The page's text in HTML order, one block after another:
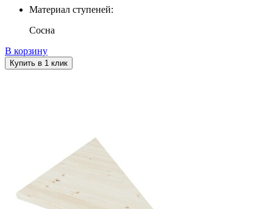
Материал ступеней:
Сосна
В корзину
Купить в 1 клик